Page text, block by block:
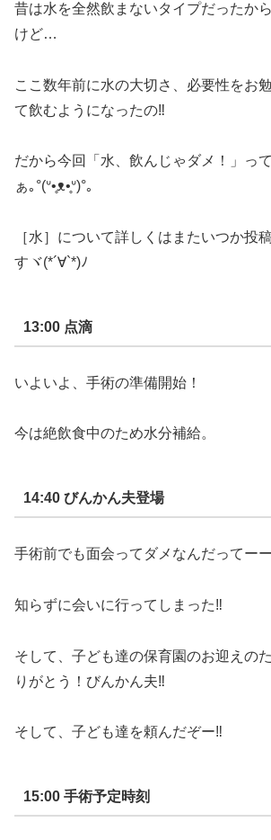
昔は水を全然飲まないタイプだったか
けど…
ここ数年前に水の大切さ、必要性をお
て飲むようになったの‼︎
だから今回「水、飲んじゃダメ！」っ
ぁ｡ °(ᐡ•̥ᴥ•̥ᐡ)°｡
［水］について詳しくはまたいつか投
すヾ(*´∀`*)ﾉ
13:00 点滴
いよいよ、手術の準備開始！
今は絶飲食中のため水分補給。
14:40 びんかん夫登場
手術前でも面会ってダメなんだってーー
知らずに会いに行ってしまった‼︎
そして、子ども達の保育園のお迎えの
りがとう！びんかん夫‼︎
そして、子ども達を頼んだぞー‼︎
15:00 手術予定時刻